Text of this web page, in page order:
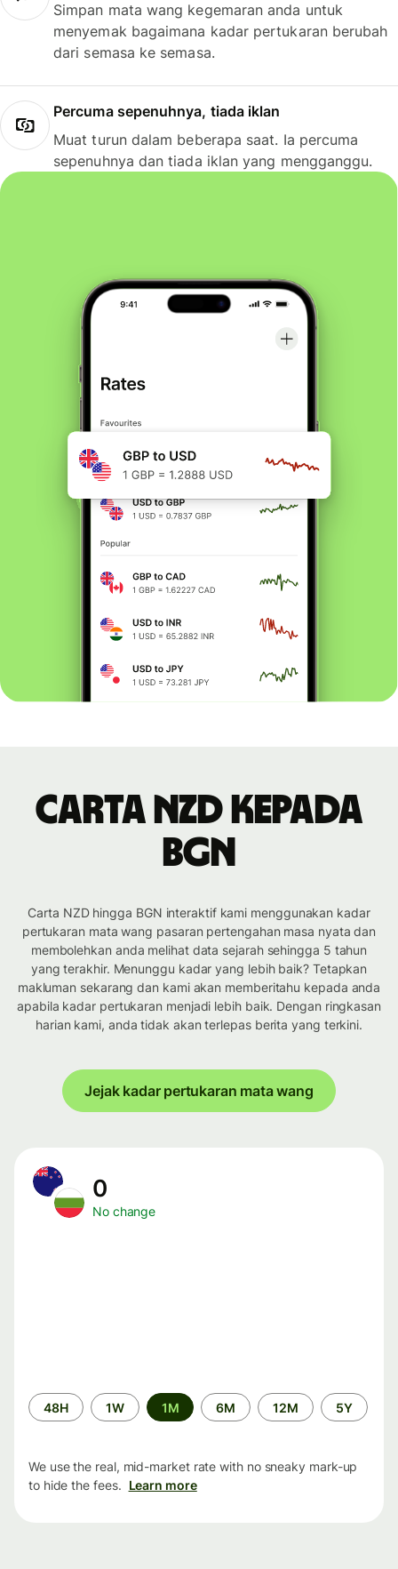
Simpan mata wang kegemaran anda untuk
menyemak bagaimana kadar pertukaran berubah
dari semasa ke semasa.
Percuma sepenuhnya, tiada iklan
Muat turun dalam beberapa saat. Ia percuma
sepenuhnya dan tiada iklan yang mengganggu.
Carta NZD kepada
BGN
Carta NZD hingga BGN interaktif kami menggunakan kadar
pertukaran mata wang pasaran pertengahan masa nyata dan
membolehkan anda melihat data sejarah sehingga 5 tahun
yang terakhir. Menunggu kadar yang lebih baik? Tetapkan
makluman sekarang dan kami akan memberitahu kepada anda
apabila kadar pertukaran menjadi lebih baik. Dengan ringkasan
harian kami, anda tidak akan terlepas berita yang terkini.
Jejak kadar pertukaran mata wang
0
No change
Time
period
48H 1W 1M 6M 12M 5Y
We use the real, mid-market rate with no sneaky mark-up
to hide the fees. Learn more